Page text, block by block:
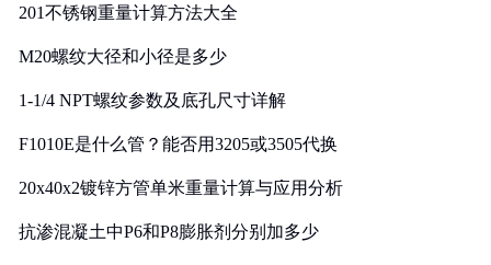
201不锈钢重量计算方法大全
M20螺纹大径和小径是多少
1-1/4 NPT螺纹参数及底孔尺寸详解
F1010E是什么管？能否用3205或3505代换
20x40x2镀锌方管单米重量计算与应用分析
抗渗混凝土中P6和P8膨胀剂分别加多少